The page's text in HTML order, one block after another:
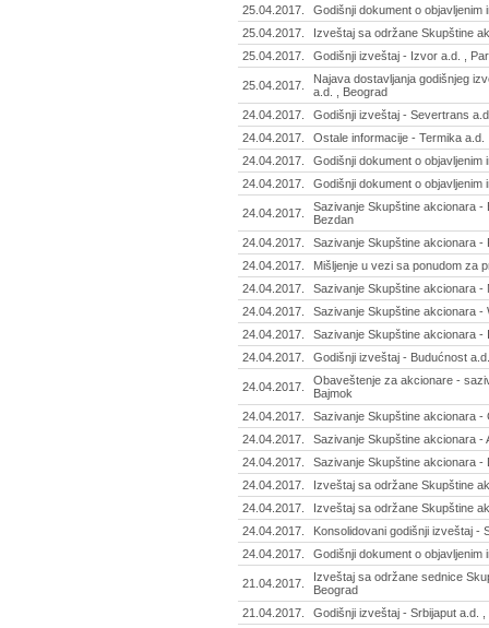
25.04.2017.
Godišnji dokument o
25.04.2017.
Izveštaj sa održane Skupštine
25.04.2017.
Godišnji izveštaj - Izvor a.d. ,
25.04.2017.
Najava dostavljanja godišnjeg
a.d. , Beograd
24.04.2017.
Godišnji izveštaj - Severtrans
24.04.2017.
Ostale informacije - Termika a.d.
24.04.2017.
Godišnji dokument o objavljenim
24.04.2017.
Godišnji dokument o
24.04.2017.
Sazivanje Skupštine akcionara -
Bezdan
24.04.2017.
Sazivanje Skupštine akcionara
24.04.2017.
Mišljenje u vezi sa ponudom za
24.04.2017.
Sazivanje Skupštine akcionara -
24.04.2017.
Sazivanje Skupštine akcionara -
24.04.2017.
Sazivanje Skupštine akcionara -
24.04.2017.
Godišnji izveštaj - Budućnost
24.04.2017.
Obaveštenje za akcionare -
Bajmok
24.04.2017.
Sazivanje Skupštine akcionara
24.04.2017.
Sazivanje Skupštine akcionara
24.04.2017.
Sazivanje Skupštine akcionara
24.04.2017.
Izveštaj sa održane Skupštine
24.04.2017.
Izveštaj sa održane Skupštine
24.04.2017.
Konsolidovani godišnji izveštaj -
24.04.2017.
Godišnji dokument o objavljenim
21.04.2017.
Izveštaj sa održane sednice
Beograd
21.04.2017.
Godišnji izveštaj - Srbijaput a.d. ,